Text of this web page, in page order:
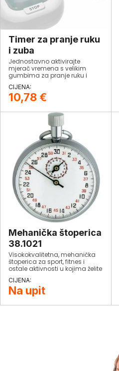
Timer za pranje ruku
i zuba
Jednostavno aktivirajte
mjerač vremena s velikim
gumbima za pranje ruku i
10,78 €
Mehanička štoperica
38.1021
Visokokvalitetna, mehanička
štoperica za sport, fitnes i
ostale aktivnosti u kojima želite
izmjeriti vremenska razdoblja.
Jednostavno i praktično
rukovanje.
Na upit